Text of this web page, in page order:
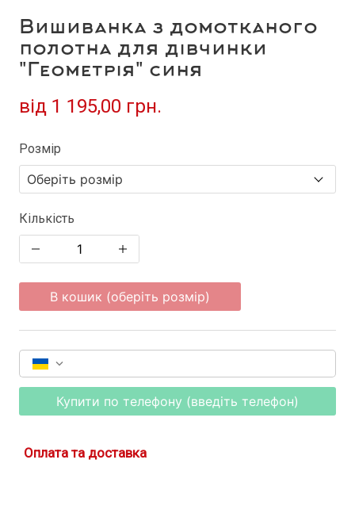
Вишиванка з домотканого
полотна для дівчинки
"Геометрія" синя
від 1 195,00 грн.
Розмір
Кількість
В кошик (оберіть розмір)
Купити по телефону (введіть телефон)
Оплата та доставка